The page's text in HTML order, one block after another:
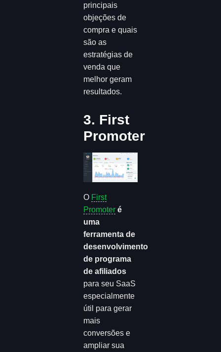
principais
objeções de
compra e quais
são as
estratégias de
venda que
melhor geram
resultados.
3. First
Promoter
O First
Promoter é
uma
ferramenta de
desenvolvimento
de programa
de afiliados
para seu SaaS
especialmente
útil para gerar
mais
conversões e
ampliar sua